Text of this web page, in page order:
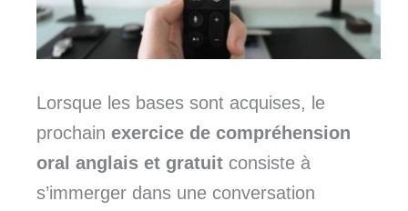
Lorsque les bases sont acquises, le
prochain exercice de compréhension
oral anglais et gratuit consiste à
s’immerger dans une conversation